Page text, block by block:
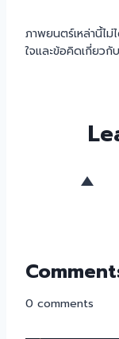
ภาพยนตร์เหล่านี้ไ
ใจและข้อคิดเกี่ยวกั
0 comments